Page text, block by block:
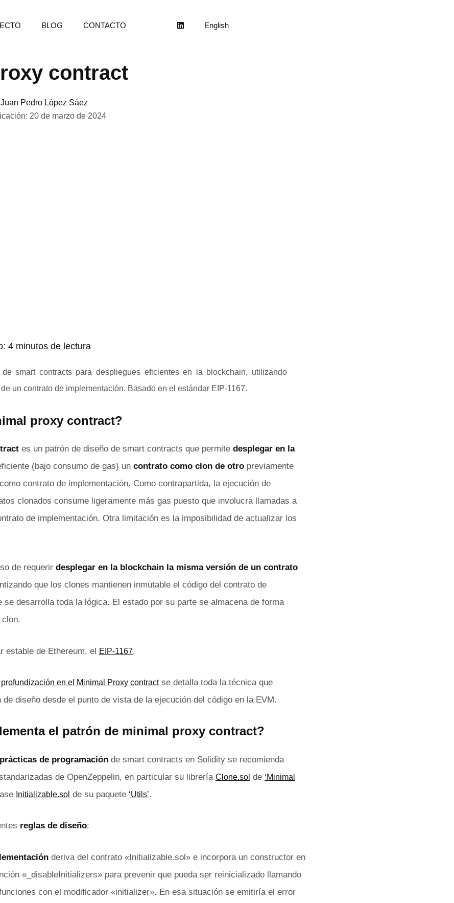
BLOG CONTACTO English
contract
Juan Pedro López Sáez
20 de marzo de 2024
4 minutos de lectura
smart contracts para despliegues eficientes en la blockchain, utilizando
un contrato de implementación. Basado en el estándar EIP-1167.
proxy contract?
es un patrón de diseño de smart contracts que permite desplegar en la
(bajo consumo de gas) un contrato como clon de otro previamente
contrato de implementación. Como contrapartida, la ejecución de
clonados consume ligeramente más gas puesto que involucra llamadas a
de implementación. Otra limitación es la imposibilidad de actualizar los
de requerir desplegar en la blockchain la misma versión de un contrato
que los clones mantienen inmutable el código del contrato de
se desarrolla toda la lógica. El estado por su parte se almacena de forma
clon.
estable de Ethereum, el EIP-1167.
profundización en el Minimal Proxy contractse detalla toda la técnica que
diseño desde el punto de vista de la ejecución del código en la EVM.
el patrón de minimal proxy contract?
de programación de smart contracts en Solidity se recomienda
de OpenZeppelin, en particular su librería Clone.sol de ‘Minimal
Initializable.sol de su paquete ‘Utils’.
reglas de diseño:
deriva del contrato «Initializable.sol» e incorpora un constructor en
«_disableInitializers» para prevenir que pueda ser reinicializado llamando
con el modificador «initializer». En esa situación se emitiría el error